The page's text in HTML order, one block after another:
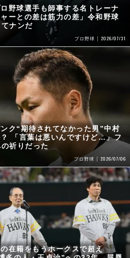
野球選手も師事する名トレーナ
ーとの差は筋力の差」令和野球
ナンだ
プロ野球 2026/07/31
ク“期待されてなかった男”中村
「言葉は悪いんですけど…」フ
祈りだった
プロ野球 2026/07/06
在籍をもうホークスで超え